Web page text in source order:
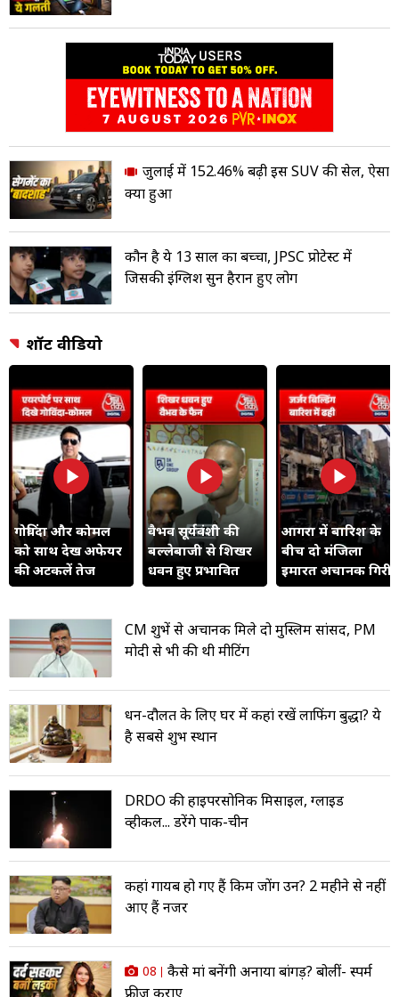
जुलाई में 152.46% बढ़ी इस SUV की सेल, ऐसा
क्या हुआ
कौन है ये 13 साल का बच्चा, JPSC प्रोटेस्ट में
जिसकी इंग्लिश सुन हैरान हुए लोग
शॉर्ट वीडियो
गोविंदा और कोमल
को साथ देख अफेयर
की अटकलें तेज
वैभव सूर्यवंशी की
बल्लेबाजी से शिखर
धवन हुए प्रभावित
आगरा में बारिश के
बीच दो मंजिला
इमारत अचानक गिरी
CM शुभेंदु से अचानक मिले दो मुस्लिम सांसद, PM
मोदी से भी की थी मीटिंग
धन-दौलत के लिए घर में कहां रखें लाफिंग बुद्धा? ये
है सबसे शुभ स्थान
DRDO की हाइपरसोनिक मिसाइल, ग्लाइड
व्हीकल... डरेंगे पाक-चीन
कहां गायब हो गए हैं किम जोंग उन? 2 महीने से नहीं
आए हैं नजर
08
कैसे मां बनेंगी अनाया बांगड़? बोलीं- स्पर्म
फ्रीज कराए